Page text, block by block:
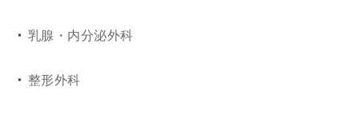
乳腺・内分泌外科
整形外科